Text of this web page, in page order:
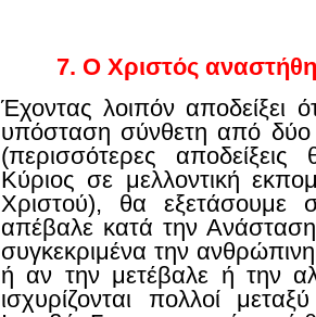
7. Ο Χριστός
Έχοντας λοιπόν αποδείξει
υπόσταση σύνθετη από δύο
(περισσότερες
Κύριος σε μελλοντική
Χριστού), θα εξετάσουμε
απέβαλε κατά την
συγκεκριμένα την
ή αν την μετέβαλε ή την
ισχυρίζονται πολλοί